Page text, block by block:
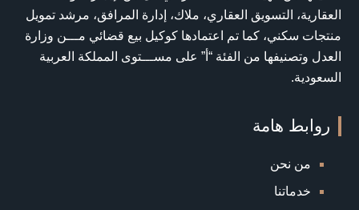
العقارية، التسويق العقاري، ملاك، إدارة المرافق، مرشد تمويل
منتجات سكني، كما تم اعتمادها كوكيل بيع قضائي مـــن وزارة
العدل وتصنيفها من الفئة “أ” على مســـتوى المملكة العربية
السعودية.
روابط هامة
من نحن
خدماتنا